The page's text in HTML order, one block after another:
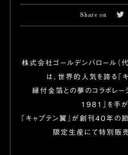
Share on
株式会社ゴールデンバロール（
は、世界的人気を誇る『
縁付金箔との夢のコラボレー
1981」を手が
『キャプテン翼』が創刊40年
限定生産にて特別販売